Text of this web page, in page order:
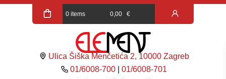
0 items 0,00 €
Ulica Šiška Menčetića 2, 10000 Zagreb
01/6008-700 |01/6008-701